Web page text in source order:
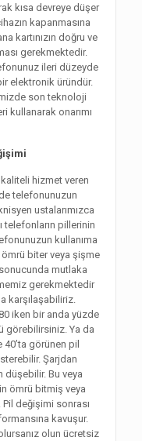
kısa devreye düşer
kapanmasına
kartınızın doğru ve
gerekmektedir.
ileri düzeyde
elektronik üründür.
son teknoloji
kullanarak onarımı
kaliteli hizmet veren
telefonunuzun
ustalarımızca
telefonların pillerinin
kullanıma
biter veya şişme
mutlaka
gerekmektedir
karşılaşabiliriz.
iken bir anda yüzde
görebilirsiniz. Ya da
görünen pil
Şarjdan
düşebilir. Bu veya
ömrü bitmiş veya
değişimi sonrası
kavuşur.
olun ücretsiz